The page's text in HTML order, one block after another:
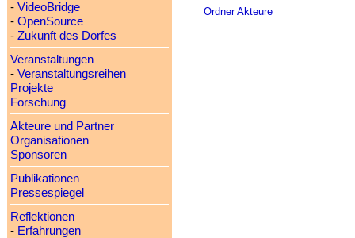
- VideoBridge
- OpenSource
- Zukunft des Dorfes
Veranstaltungen
- Veranstaltungsreihen
Projekte
Forschung
Akteure und Partner
Organisationen
Sponsoren
Publikationen
Pressespiegel
Reflektionen
- Erfahrungen
Ordner Akteure